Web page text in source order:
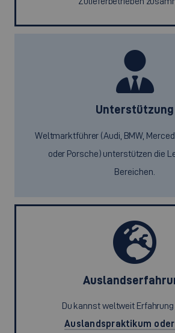
Unterstützung
Weltmarktführer (Audi, BMW,
oder Porsche) unterstützen die
Bereichen.
Du kannst weltweit Erfahrung
Auslandspraktikum